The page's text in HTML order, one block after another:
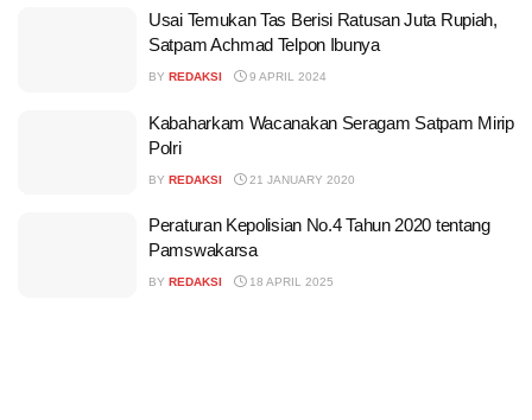
Usai Temukan Tas Berisi Ratusan Juta Rupiah,
Satpam Achmad Telpon Ibunya
BY REDAKSI 9 APRIL 2024
Kabaharkam Wacanakan Seragam Satpam Mirip
Polri
BY REDAKSI 21 JANUARY 2020
Peraturan Kepolisian No.4 Tahun 2020 tentang
Pamswakarsa
BY REDAKSI 18 APRIL 2025